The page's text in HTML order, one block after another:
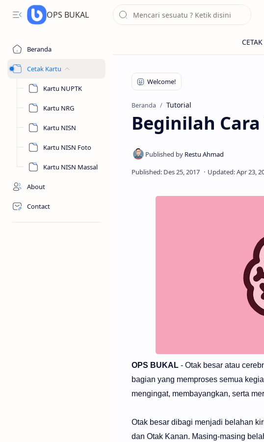
OPS BUKAL
Beranda
Cetak Kartu
Kartu NUPTK
Kartu NRG
Kartu NISN
Kartu NISN Foto
Kartu NISN Massal
About
Contact
Beranda Tutorial
Beginilah
OPS BUKAL - Otak besar atau
bagian yang memproses semua
mengingat, membayangkan, serta
Otak besar dibagi menjadi belahan
dan Otak Kanan. Masing-masing